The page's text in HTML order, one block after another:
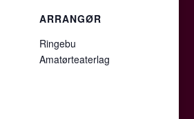
ARRANGØR
Ringebu
Amatørteaterlag